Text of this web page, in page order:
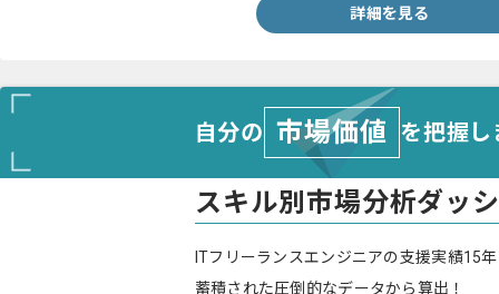
詳細を見る
自分の 市場価値 を把握
スキル別市場分析ダッ
ITフリーランスエンジニアの支援実績15
蓄積された圧倒的なデータから算出！